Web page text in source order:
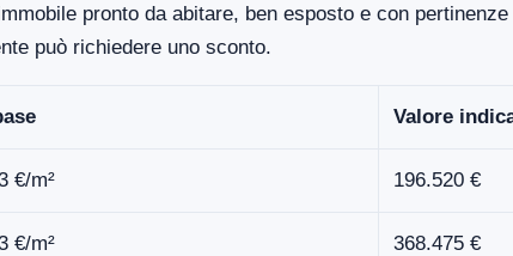
pronto da abitare, ben esposto e con
può richiedere uno sconto.
Valore
€/m² 196.520 €
€/m² 368.475 €